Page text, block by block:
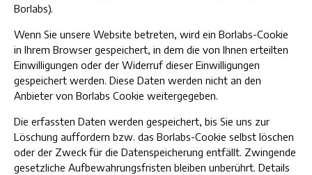
Borlabs).
Wenn Sie unsere Website betreten, wird ein Borlabs-Cookie
in Ihrem Browser gespeichert, in dem die von Ihnen erteilten
Einwilligungen oder der Widerruf dieser Einwilligungen
gespeichert werden. Diese Daten werden nicht an den
Anbieter von Borlabs Cookie weitergegeben.
Die erfassten Daten werden gespeichert, bis Sie uns zur
Löschung auffordern bzw. das Borlabs-Cookie selbst löschen
oder der Zweck für die Datenspeicherung entfällt. Zwingende
gesetzliche Aufbewahrungsfristen bleiben unberührt. Details